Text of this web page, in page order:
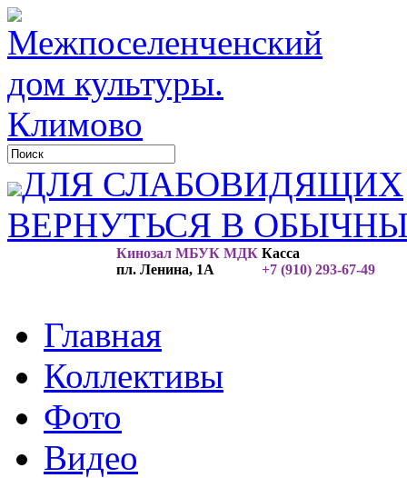
ДЛЯ СЛАБОВИДЯЩИХ
ВЕРНУТЬСЯ В
Кинозал МБУК МДК
пл. Ленина, 1А
Касса
+7 (910) 293-67-49
Главная
Коллективы
Фото
Видео